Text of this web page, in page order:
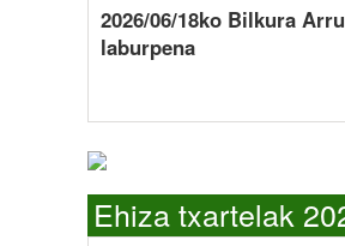
2026/06/18ko Bilkura
laburpena
Ehiza txartelak